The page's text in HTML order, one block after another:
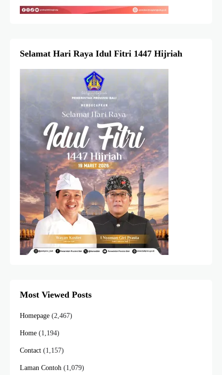
Selamat Hari Raya Idul Fitri 1447 Hijriah
Most Viewed Posts
Homepage (2,467)
Home (1,194)
Contact (1,157)
Laman Contoh (1,079)